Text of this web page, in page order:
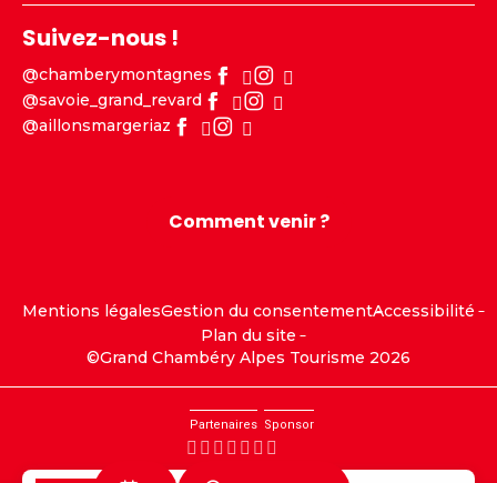
Suivez-nous !
@chamberymontagnes
@savoie_grand_revard
@aillonsmargeriaz
Comment venir ?
Mentions légalesGestion du consentementAccessibilité
Plan du site
©Grand Chambéry Alpes Tourisme 2026
Partenaires Sponsor